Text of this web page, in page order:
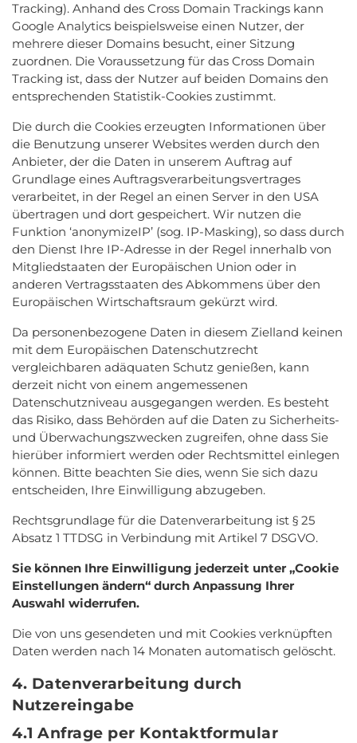
Tracking). Anhand des Cross Domain Trackings kann
Google Analytics beispielsweise einen Nutzer, der
mehrere dieser Domains besucht, einer Sitzung
zuordnen. Die Voraussetzung für das Cross Domain
Tracking ist, dass der Nutzer auf beiden Domains den
entsprechenden Statistik-Cookies zustimmt.
Die durch die Cookies erzeugten Informationen über
die Benutzung unserer Websites werden durch den
Anbieter, der die Daten in unserem Auftrag auf
Grundlage eines Auftragsverarbeitungsvertrages
verarbeitet, in der Regel an einen Server in den USA
übertragen und dort gespeichert. Wir nutzen die
Funktion ‘anonymizeIP’ (sog. IP-Masking), so dass durch
den Dienst Ihre IP-Adresse in der Regel innerhalb von
Mitgliedstaaten der Europäischen Union oder in
anderen Vertragsstaaten des Abkommens über den
Europäischen Wirtschaftsraum gekürzt wird.
Da personenbezogene Daten in diesem Zielland keinen
mit dem Europäischen Datenschutzrecht
vergleichbaren adäquaten Schutz genießen, kann
derzeit nicht von einem angemessenen
Datenschutzniveau ausgegangen werden. Es besteht
das Risiko, dass Behörden auf die Daten zu Sicherheits-
und Überwachungszwecken zugreifen, ohne dass Sie
hierüber informiert werden oder Rechtsmittel einlegen
können. Bitte beachten Sie dies, wenn Sie sich dazu
entscheiden, Ihre Einwilligung abzugeben.
Rechtsgrundlage für die Datenverarbeitung ist § 25
Absatz 1 TTDSG in Verbindung mit Artikel 7 DSGVO.
Sie können Ihre Einwilligung jederzeit unter „Cookie
Einstellungen ändern“ durch Anpassung Ihrer
Auswahl widerrufen.
Die von uns gesendeten und mit Cookies verknüpften
Daten werden nach 14 Monaten automatisch gelöscht.
4. Datenverarbeitung durch
Nutzereingabe
4.1 Anfrage per Kontaktformular